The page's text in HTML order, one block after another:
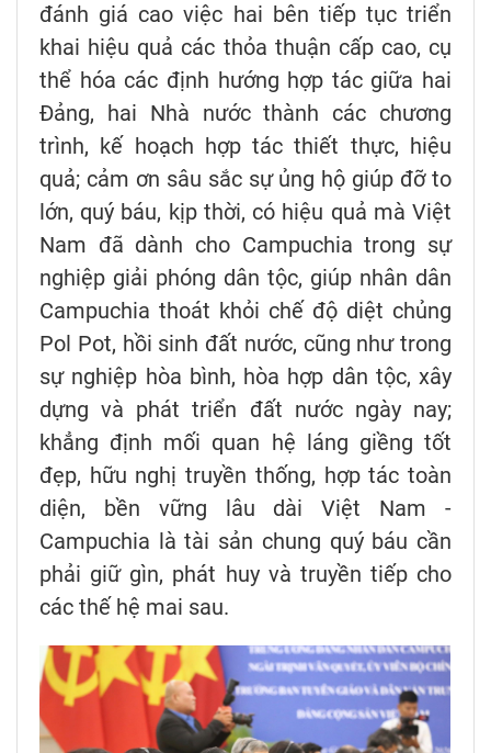
đánh giá cao việc hai bên tiếp tục triển
khai hiệu quả các thỏa thuận cấp cao, cụ
thể hóa các định hướng hợp tác giữa hai
Đảng, hai Nhà nước thành các chương
trình, kế hoạch hợp tác thiết thực, hiệu
quả; cảm ơn sâu sắc sự ủng hộ giúp đỡ to
lớn, quý báu, kịp thời, có hiệu quả mà Việt
Nam đã dành cho Campuchia trong sự
nghiệp giải phóng dân tộc, giúp nhân dân
Campuchia thoát khỏi chế độ diệt chủng
Pol Pot, hồi sinh đất nước, cũng như trong
sự nghiệp hòa bình, hòa hợp dân tộc, xây
dựng và phát triển đất nước ngày nay;
khẳng định mối quan hệ láng giềng tốt
đẹp, hữu nghị truyền thống, hợp tác toàn
diện, bền vững lâu dàiViệt Nam -
Campuchia là tài sản chung quý báu cần
phải giữ gìn, phát huy và truyền tiếp cho
các thế hệ mai sau.